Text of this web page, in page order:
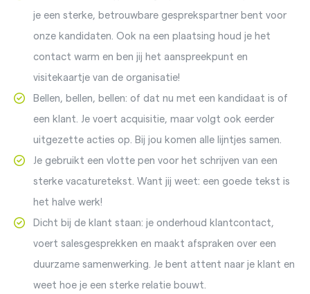
je een sterke, betrouwbare gesprekspartner bent voor
onze kandidaten. Ook na een plaatsing houd je het
contact warm en ben jij het aanspreekpunt en
visitekaartje van de organisatie!
Bellen, bellen, bellen: of dat nu met een kandidaat is of
een klant. Je voert acquisitie, maar volgt ook eerder
uitgezette acties op. Bij jou komen alle lijntjes samen.
Je gebruikt een vlotte pen voor het schrijven van een
sterke vacaturetekst. Want jij weet: een goede tekst is
het halve werk!
Dicht bij de klant staan: je onderhoud klantcontact,
voert salesgesprekken en maakt afspraken over een
duurzame samenwerking. Je bent attent naar je klant en
weet hoe je een sterke relatie bouwt.